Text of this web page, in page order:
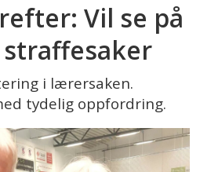
Vil se på
i lærersaken.
tydelig oppfordring.